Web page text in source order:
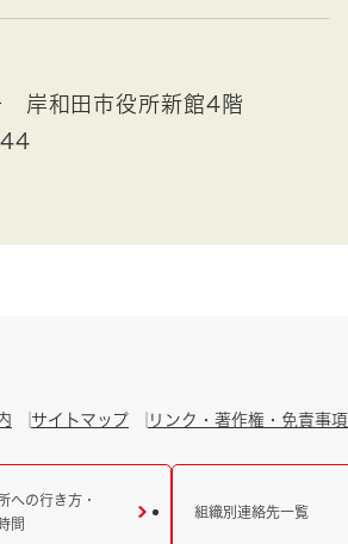
岸和田市役所新館4階
サイトマップ リンク・著作権・免責事項
への行き方・
間
組織別連絡先一覧